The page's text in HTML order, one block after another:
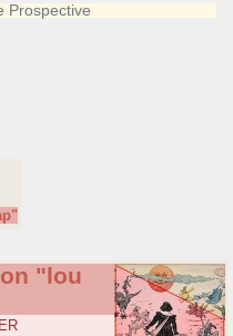
Prospective
"lou